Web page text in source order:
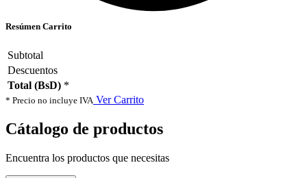
Resúmen Carrito
Subtotal
Descuentos
Total (BsD) *
* Precio no incluye IVA Ver Carrito
Cátalogo de productos
Encuentra los productos que necesitas